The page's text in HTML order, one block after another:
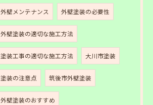
外壁メンテナンス 外壁塗装の必要性
外壁塗装の適切な施工方法
塗装工事の適切な施工方法 大川市塗装
塗装の注意点 筑後市外壁塗装
外壁塗装のおすすめ